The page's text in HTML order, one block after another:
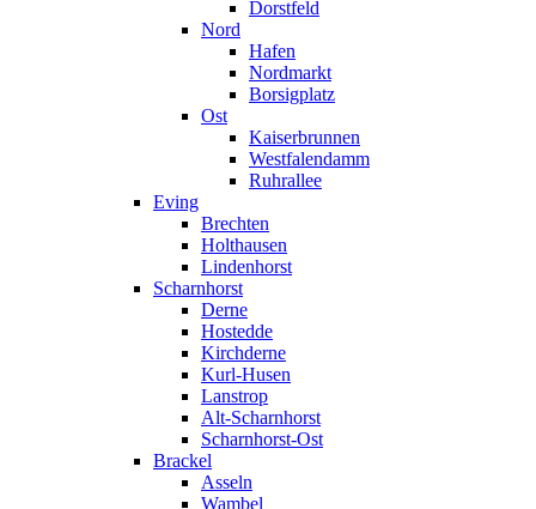
Dorstfeld
Nord
Hafen
Nordmarkt
Borsigplatz
Ost
Kaiserbrunnen
Westfalendamm
Ruhrallee
Eving
Brechten
Holthausen
Lindenhorst
Scharnhorst
Derne
Hostedde
Kirchderne
Kurl-Husen
Lanstrop
Alt-Scharnhorst
Scharnhorst-Ost
Brackel
Asseln
Wambel